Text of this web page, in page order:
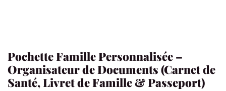
Pochette Famille Personnalisée –
Organisateur de Documents (Carnet de
Santé, Livret de Famille & Passeport)